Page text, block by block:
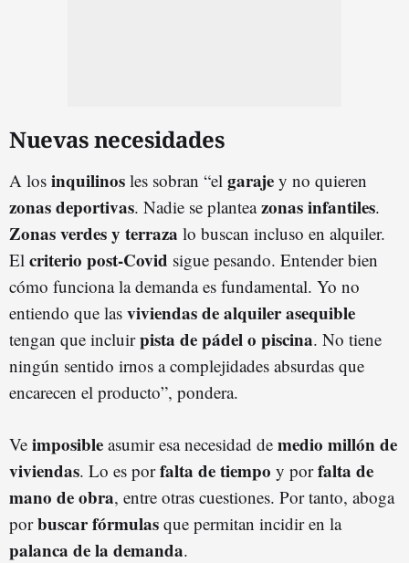
Nuevas necesidades
A los inquilinos les sobran “el garaje y no quieren
zonas deportivas. Nadie se planteazonas infantiles.
Zonas verdes y terraza lo buscan incluso en alquiler.
El criterio post-Covid sigue pesando. Entender bien
cómo funciona la demanda es fundamental. Yo no
entiendo que las viviendas de alquiler asequible
tengan que incluirpista de pádel o piscina. No tiene
ningún sentido irnos a complejidades absurdas que
encarecen el producto”, pondera.
Ve imposible asumir esa necesidad de medio millón de
viviendas. Lo es porfalta de tiempo y porfalta de
mano de obra, entre otras cuestiones. Por tanto, aboga
porbuscar fórmulas que permitan incidir en la
palanca de la demanda.